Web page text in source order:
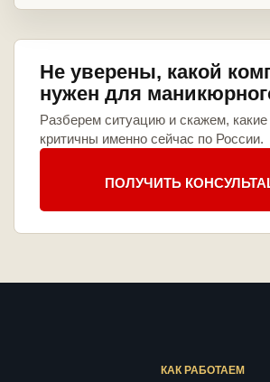
Не уверены, какой
нужен для
Разберем ситуацию и скажем,
критичны именно сейчас по России.
ПОЛУЧИТЬ
КАК РАБОТАЕМ